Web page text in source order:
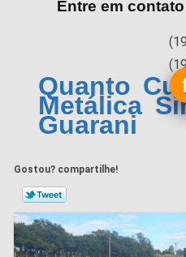
Entre em
Quanto
Metálica
Guarani
Gostou? compartilhe!